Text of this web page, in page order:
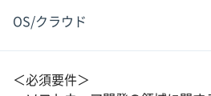
OS/クラウド
＜必須要件＞